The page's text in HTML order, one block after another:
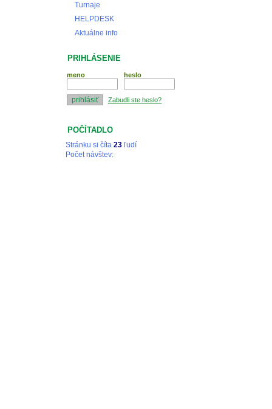
Turnaje
HELPDESK
Aktuálne info
PRIHLÁSENIE
meno heslo
Zabudli ste heslo?
POČÍTADLO
Stránku si číta 23 ľudí
Počet návštev: